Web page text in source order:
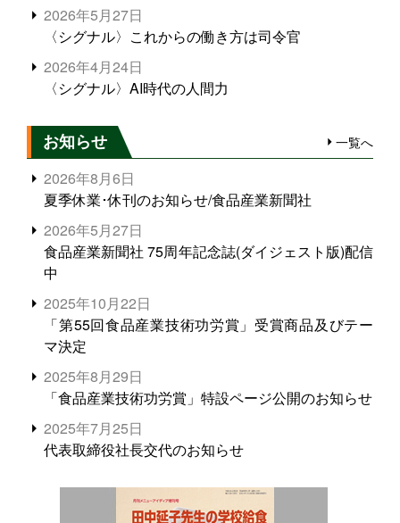
2026年5月27日
〈シグナル〉これからの働き方は司令官
2026年4月24日
〈シグナル〉AI時代の人間力
お知らせ 一覧へ
2026年8月6日
夏季休業･休刊のお知らせ/食品産業新聞社
2026年5月27日
食品産業新聞社 75周年記念誌(ダイジェスト版)配信
中
2025年10月22日
「第55回食品産業技術功労賞」受賞商品及びテー
マ決定
2025年8月29日
「食品産業技術功労賞」特設ページ公開のお知らせ
2025年7月25日
代表取締役社長交代のお知らせ